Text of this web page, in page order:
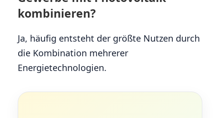
kombinieren?
Ja, häufig entsteht der größte Nutzen durch
die Kombination mehrerer
Energietechnologien.